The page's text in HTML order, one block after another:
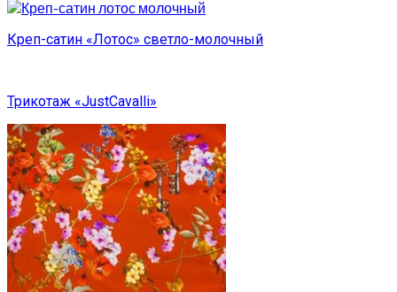
Креп-сатин «Лотос» светло-молочный
Трикотаж «JustCavalli»